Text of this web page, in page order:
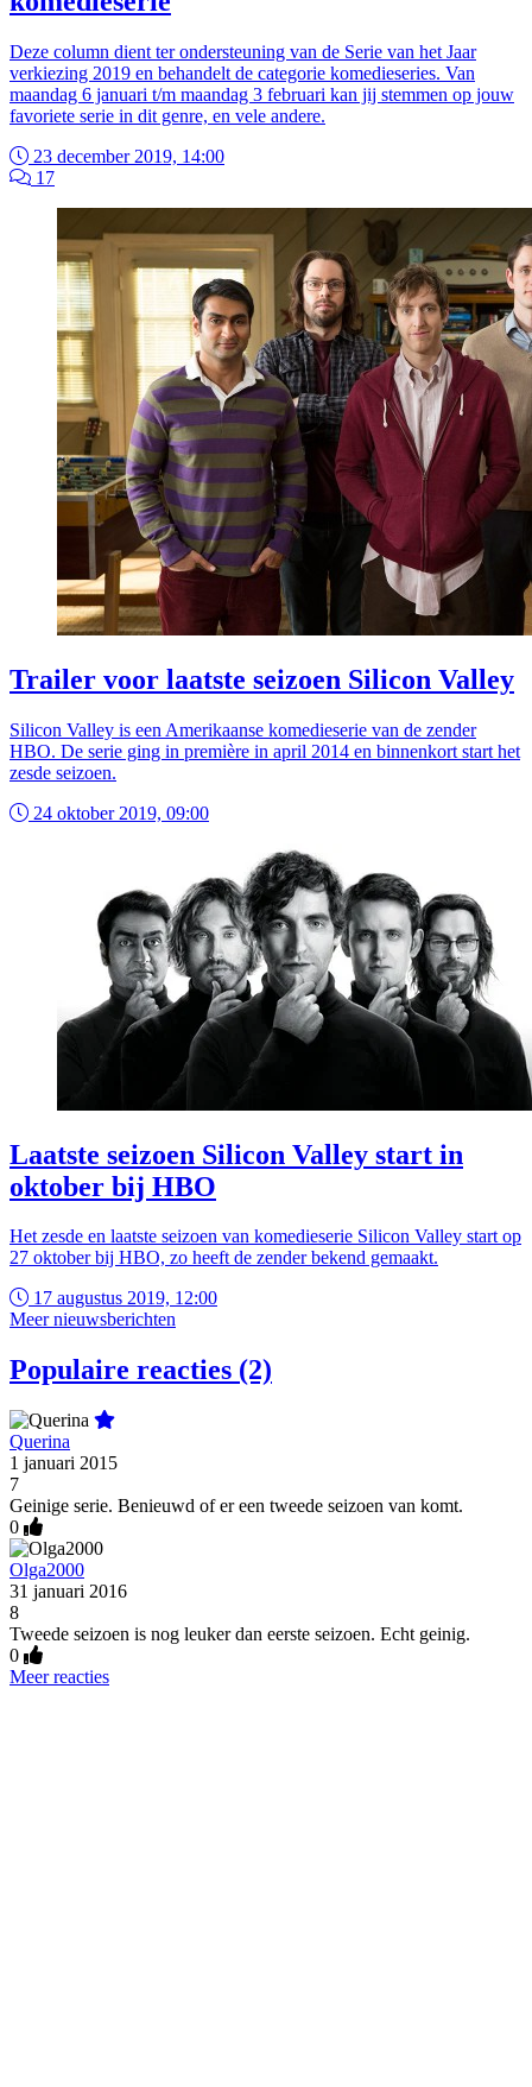
Deze column dient ter ondersteuning van de Serie van het Jaar
verkiezing 2019 en behandelt de categorie komedieseries. Van
maandag 6 januari t/m maandag 3 februari kan jij stemmen op jouw
favoriete serie in dit genre, en vele andere.
23 december 2019, 14:00
17
Trailer voor laatste seizoen Silicon Valley
Silicon Valley is een Amerikaanse komedieserie van de zender
HBO. De serie ging in première in april 2014 en binnenkort start het
zesde seizoen.
24 oktober 2019, 09:00
Laatste seizoen Silicon Valley start in
oktober bij HBO
Het zesde en laatste seizoen van komedieserie Silicon Valley start op
27 oktober bij HBO, zo heeft de zender bekend gemaakt.
17 augustus 2019, 12:00
Meer nieuwsberichten
Populaire reacties (2)
Querina
1 januari 2015
7
Geinige serie. Benieuwd of er een tweede seizoen van komt.
0
Olga2000
31 januari 2016
8
Tweede seizoen is nog leuker dan eerste seizoen. Echt geinig.
0
Meer reacties